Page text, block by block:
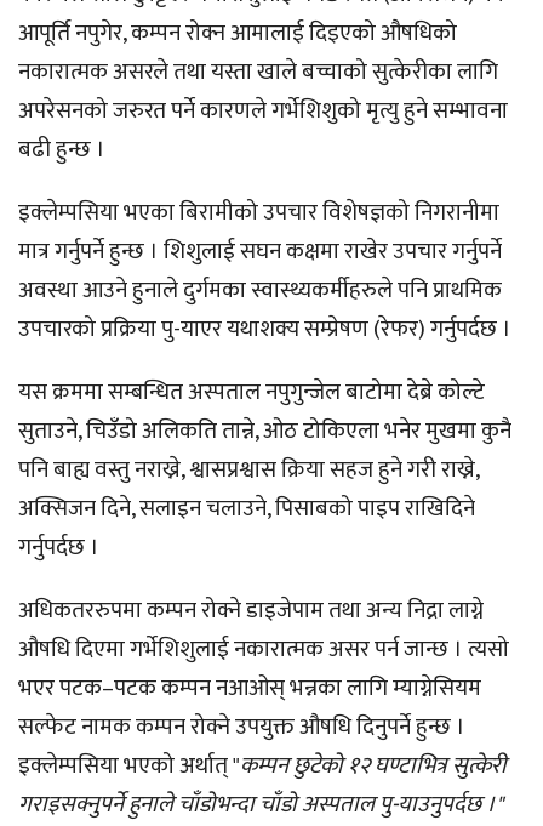
आपूर्ति नपुगेर, कम्पन रोक्न आमालाई दिइएको औषधिको
नकारात्मक असरले तथा यस्ता खाले बच्चाको सुत्केरीका लागि
अपरेसनको जरुरत पर्ने कारणले गर्भेशिशुको मृत्यु हुने सम्भावना
बढी हुन्छ ।
इक्लेम्पसिया भएका बिरामीको उपचार विशेषज्ञको निगरानीमा
मात्र गर्नुपर्ने हुन्छ । शिशुलाई सघन कक्षमा राखेर उपचार गर्नुपर्ने
अवस्था आउने हुनाले दुर्गमका स्वास्थ्यकर्मीहरुले पनि प्राथमिक
उपचारको प्रक्रिया पु-याएर यथाशक्य सम्प्रेषण (रेफर) गर्नुपर्दछ ।
यस क्रममा सम्बन्धित अस्पताल नपुगुन्जेल बाटोमा देब्रे कोल्टे
सुताउने, चिउँडो अलिकति तान्ने, ओठ टोकिएला भनेर मुखमा कुनै
पनि बाह्य वस्तु नराख्ने, श्वासप्रश्वास क्रिया सहज हुने गरी राख्ने,
अक्सिजन दिने, सलाइन चलाउने, पिसाबको पाइप राखिदिने
गर्नुपर्दछ ।
अधिकतररुपमा कम्पन रोक्ने डाइजेपाम तथा अन्य निद्रा लाग्ने
औषधि दिएमा गर्भेशिशुलाई नकारात्मक असर पर्न जान्छ । त्यसो
भएर पटक–पटक कम्पन नआओस् भन्नका लागि म्याग्नेसियम
सल्फेट नामक कम्पन रोक्ने उपयुक्त औषधि दिनुपर्ने हुन्छ ।
इक्लेम्पसिया भएको अर्थात् "कम्पन छुटेको १२ घण्टाभित्र सुत्केरी
गराइसक्नुपर्ने हुनाले चाँडोभन्दा चाँडो अस्पताल पु-याउनुपर्दछ ।"